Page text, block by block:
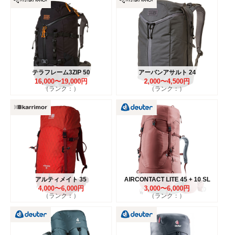
テラフレーム3ZIP 50
16,000〜19,000円
（ランク：）
アーバンアサルト 24
2,000〜4,500円
（ランク：）
アルティメイト 35
4,000〜6,000円
（ランク：）
AIRCONTACT LITE 45 + 10 SL
3,000〜6,000円
（ランク：）